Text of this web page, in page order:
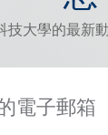
技大學的最新